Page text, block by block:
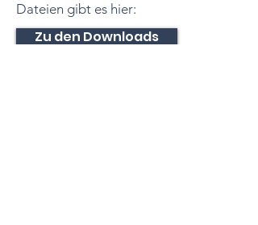
Dateien gibt es hier:
Zu den Downloads